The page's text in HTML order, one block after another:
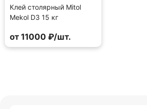
Клей столярный Mitol
Mekol D3 15 кг
от 11000 ₽/шт.